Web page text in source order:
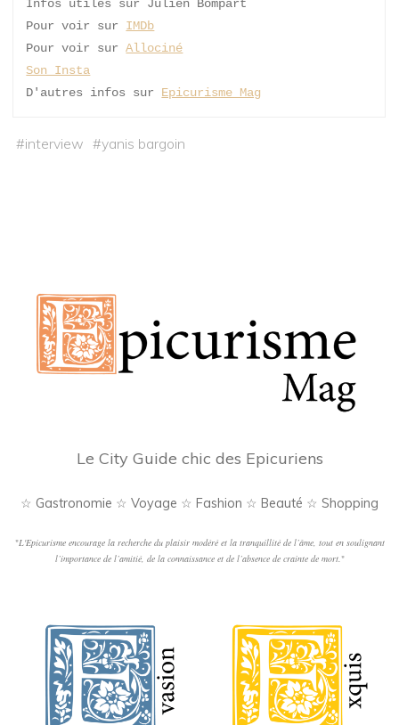
Infos utiles sur Julien Bompart
Pour voir sur IMDb
Pour voir sur Allociné
Son Insta
D'autres infos sur Epicurisme Mag
#interview #yanis bargoin
Le City Guide chic des Epicuriens
☆ Gastronomie ☆ Voyage ☆ Fashion ☆ Beauté ☆ Shopping
"L'Epicurisme encourage la recherche du plaisir modéré et la tranquillité de l’âme, tout en soulignant
l’importance de l’amitié, de la connaissance et de l’absence de crainte de mort. "